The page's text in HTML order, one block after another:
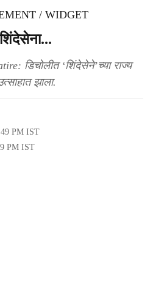
/ WIDGET
डिचोलीत ‘शिंदेसेने’च्या राज्य
झाला.
PM IST
PM IST